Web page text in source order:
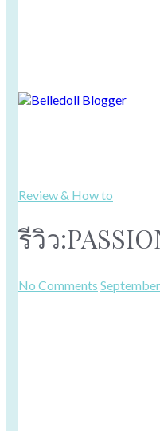
Review & How to
รีวิว
No Comments